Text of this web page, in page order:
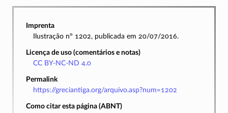
Imprenta
Ilustração nº 1202, publicada em 20/07/2016.
Licença de uso (comentários e notas)
CC BY-NC-ND 4.0
Permalink
https://greciantiga.org/arquivo.asp?num=1202
Como citar esta página (ABNT)